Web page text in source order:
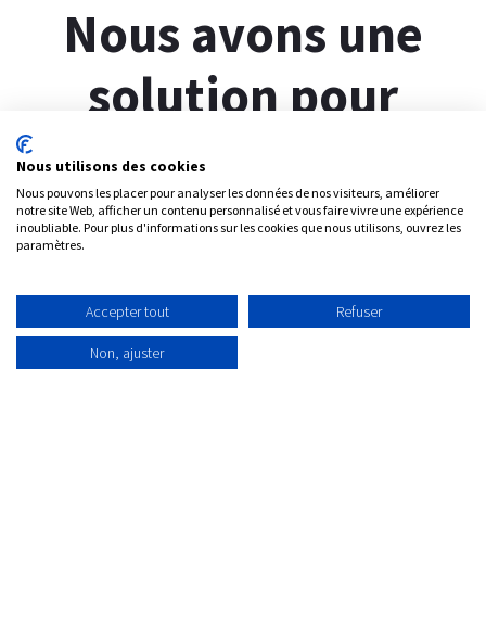
Nous avons une
solution pour
chacun de vos
besoins
Optez pour un ERP puissant qui couvre toutes les
activités d'une PME,
✅ Des solutions sur mesure pour une gestion
Nous utilisons des cookies
Nous pouvons les placer pour analyser les données de nos visiteurs, améliorer
notre site Web, afficher un contenu personnalisé et vous faire vivre une expérience
inoubliable. Pour plus d'informations sur les cookies que nous utilisons, ouvrez les
paramètres.
Accepter tout Refuser
Non, ajuster